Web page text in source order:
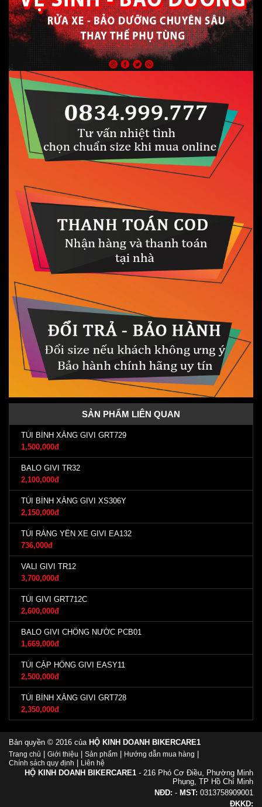
SẢN PHẨM LIÊN QUAN
TÚI BÌNH XĂNG GIVI GRT729
1,500,000đ
BALO GIVI TR32
2,100,000đ
TÚI BÌNH XĂNG GIVI XS306Y
2,150,000đ
TÚI RÀNG YÊN XE GIVI EA132
736,000đ
VALI GIVI TR12
3,700,000đ
TÚI GIVI GRT712C
2,600,000đ
BALO GIVI CHỐNG NƯỚC PCB01
1,669,000đ
TÚI CẶP HÔNG GIVI EASY11
2,500,000đ
TÚI BÌNH XĂNG GIVI GRT728
2,350,000đ
Bản quyền © 2016 của HỘ KINH DOANH BIKERCARE1
Trang chủ Giới thiệu Sản phẩm Hướng dẫn mua hàng
Chính sách quy định Liên hệ
HỘ KINH DOANH BIKERCARE1 - 216 Phó Cơ Điều, Phường Minh
Phụng, TP Hồ Chí Minh
NĐD: - MST: 0313758909001
ĐKKD: